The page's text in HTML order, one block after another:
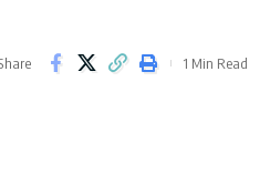
1 Min Read